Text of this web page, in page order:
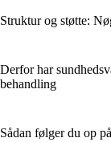
Struktur og støtte:
Derfor har
behandling
Sådan følger du op